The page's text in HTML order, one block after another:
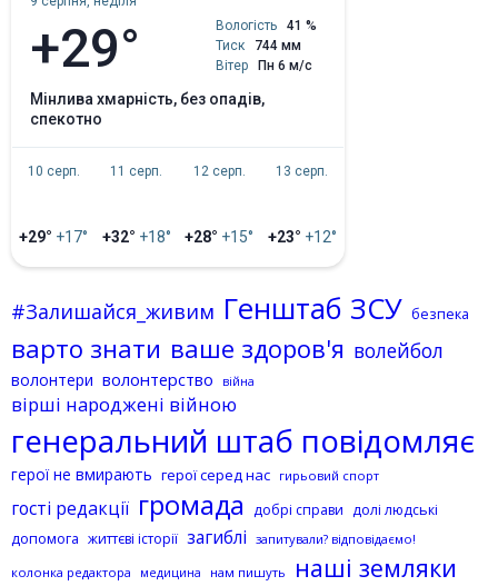
+29° Вологість
41 %
Тиск
744 мм
Вітер
Пн 6 м/с
мінлива хмарність, без опадів,
спекотно
10 серп.
+29° +17°
11 серп.
+32° +18°
12 серп.
+28° +15°
13 серп.
+23° +12°
#Залишайся_живим Генштаб ЗСУ безпека
варто знати ваше здоров'я волейбол
волонтери волонтерство війна
вірші народжені війною
генеральний штаб повідомляє
герої не вмирають герої серед нас гирьовий спорт
гості редакції громада добрі справи долі людські
допомога життєві історії загиблі запитували? відповідаємо!
колонка редактора
медицина нам пишуть наші земляки